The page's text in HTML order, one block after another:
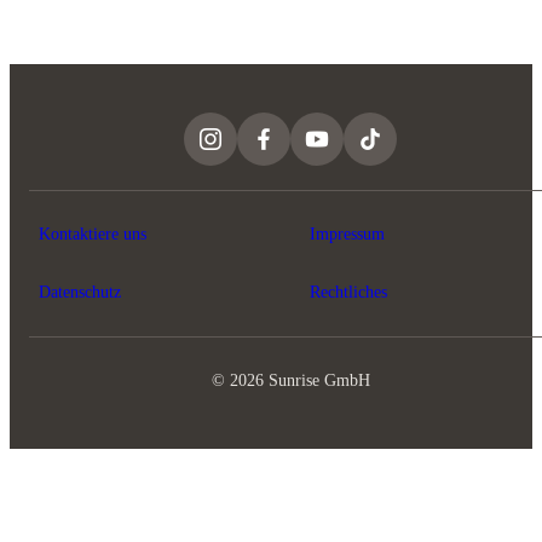
© 2026 Sunrise GmbH
Kontaktiere uns Impressum
Datenschutz Rechtliches